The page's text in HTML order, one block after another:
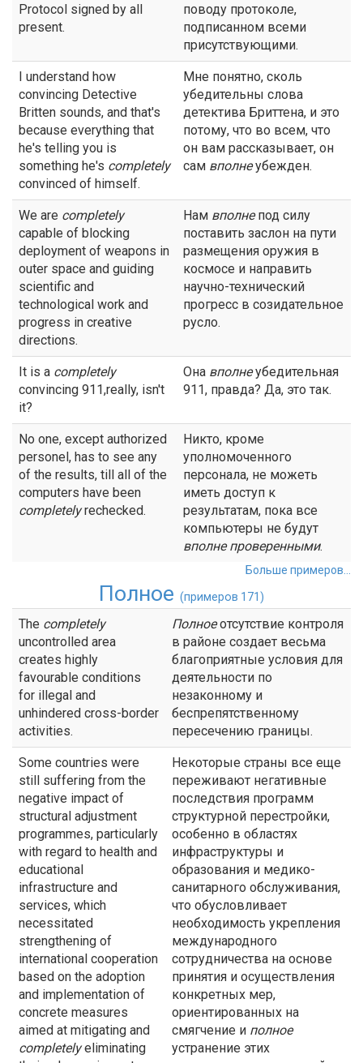
Protocol signed by all
present.
поводу протоколе,
подписанном всеми
присутствующими.
I understand how
convincing Detective
Britten sounds, and that's
because everything that
he's telling you is
something he's completely
convinced of himself.
Мне понятно, сколь
убедительны слова
детектива Бриттена, и это
потому, что во всем, что
он вам рассказывает, он
сам вполнеубежден.
We are completely
capable of blocking
deployment of weapons in
outer space and guiding
scientific and
technological work and
progress in creative
directions.
Нам вполнепод силу
поставить заслон на пути
размещения оружия в
космосе и направить
научно-технический
прогресс в созидательное
русло.
It is a completely
convincing 911,really, isn't
it?
Она вполнеубедительная
911, правда? Да, это так.
No one, except authorized
personel, has to see any
of the results, till all of the
computers have been
completelyrechecked.
Никто, кроме
уполномоченного
персонала, не можеть
иметь доступ к
результатам, пока все
компьютеры не будут
вполне проверенными.
Больше примеров...
Полное (примеров 171)
The completely
uncontrolled area
creates highly
favourable conditions
for illegal and
unhindered cross-border
activities.
Полноеотсутствие контроля
в районе создает весьма
благоприятные условия для
деятельности по
незаконному и
беспрепятственному
пересечению границы.
Some countries were
still suffering from the
negative impact of
structural adjustment
programmes, particularly
with regard to health and
educational
infrastructure and
services, which
necessitated
strengthening of
international cooperation
based on the adoption
and implementation of
concrete measures
aimed at mitigating and
completelyeliminating
Некоторые страны все еще
переживают негативные
последствия программ
структурной перестройки,
особенно в областях
инфраструктуры и
образования и медико-
санитарного обслуживания,
что обусловливает
необходимость укрепления
международного
сотрудничества на основе
принятия и осуществления
конкретных мер,
ориентированных на
смягчение и полное
устранение этих